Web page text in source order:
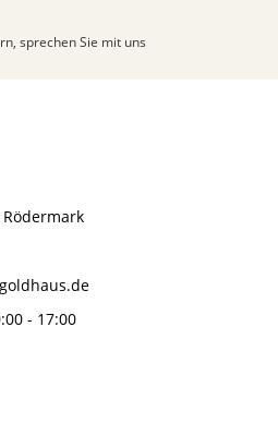
sprechen Sie mit uns
- 17:00